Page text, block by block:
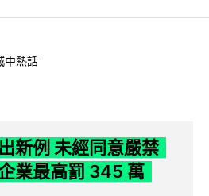
中熱話
新例 未經同意嚴禁
業最高罰 345 萬